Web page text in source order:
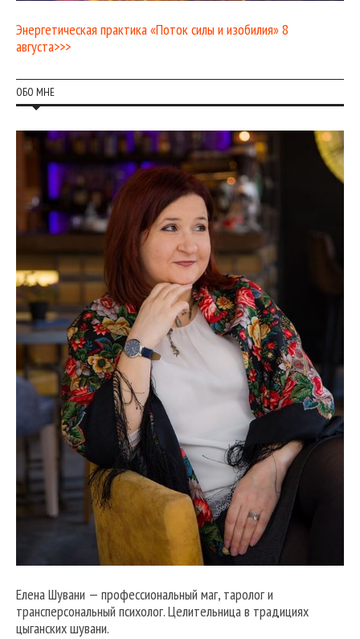
Энергетическая практика «Поток силы и изобилия» 8
августа>>>
ОБО МНЕ
Елена Шувани — профессиональный маг, таролог и
трансперсональный психолог. Целительница в традициях
цыганских шувани.